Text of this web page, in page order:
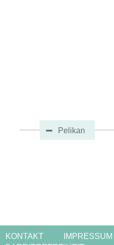
Pelikan
KONTAKT
IMPRESSUM